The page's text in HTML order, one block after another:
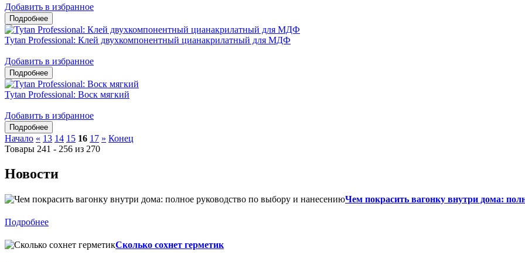
Добавить в избранное
Tytan Professional: Клей двухкомпонентный цианакрилатный для МДФ
Добавить в избранное
Tytan Professional: Воск мягкий
Добавить в избранное
Начало « 13 14 15 16 17 » Конец
Товары 241 - 256 из 270
Новости
Чем покрасить вагонку внутри дома:
Подробнее
Сколько сохнет герметик